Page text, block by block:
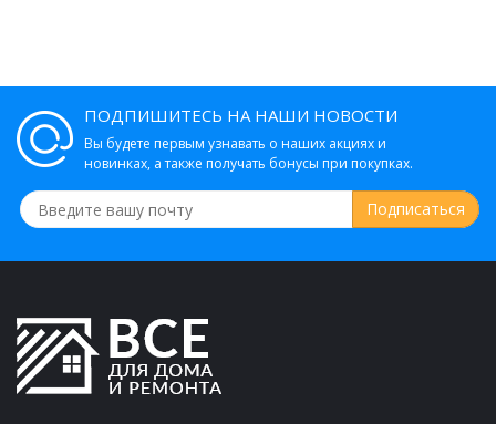
ПОДПИШИТЕСЬ НА НАШИ НОВОСТИ
Вы будете первым узнавать о наших акциях и
новинках, а также получать бонусы при покупках.